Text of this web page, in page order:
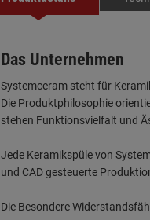
Das Unternehmen
Systemceram steht für
Die Produktphilosophie
stehen Funktionsvielfalt und
Jede Keramikspüle von
und CAD gesteuerte
Die Besondere